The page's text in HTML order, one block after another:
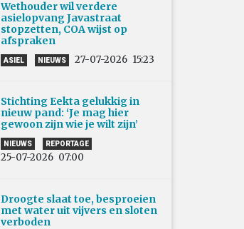
Wethouder wil verdere
asielopvang Javastraat
stopzetten, COA wijst op
afspraken
ASIEL NIEUWS 27-07-2026 15:23
Stichting Eekta gelukkig in
nieuw pand: ‘Je mag hier
gewoon zijn wie je wilt zijn’
NIEUWS REPORTAGE
25-07-2026 07:00
Droogte slaat toe, besproeien
met water uit vijvers en sloten
verboden